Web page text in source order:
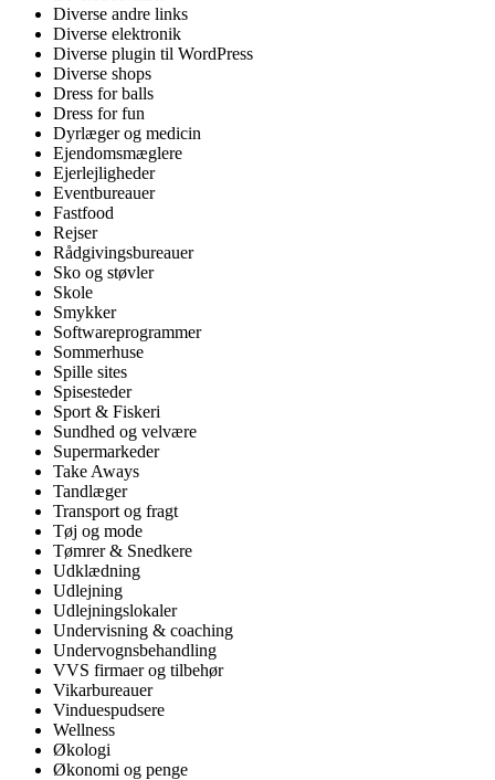
Diverse andre links
Diverse elektronik
Diverse plugin til WordPress
Diverse shops
Dress for balls
Dress for fun
Dyrlæger og medicin
Ejendomsmæglere
Ejerlejligheder
Eventbureauer
Fastfood
Rejser
Rådgivingsbureauer
Sko og støvler
Skole
Smykker
Softwareprogrammer
Sommerhuse
Spille sites
Spisesteder
Sport & Fiskeri
Sundhed og velvære
Supermarkeder
Take Aways
Tandlæger
Transport og fragt
Tøj og mode
Tømrer & Snedkere
Udklædning
Udlejning
Udlejningslokaler
Undervisning & coaching
Undervognsbehandling
VVS firmaer og tilbehør
Vikarbureauer
Vinduespudsere
Wellness
Økologi
Økonomi og penge